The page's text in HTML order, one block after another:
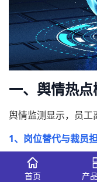
一、舆情热
舆情监测显示，员工
1、岗位替代与裁员
AI自动化技术的引
风险、晋升机会减
首页 产